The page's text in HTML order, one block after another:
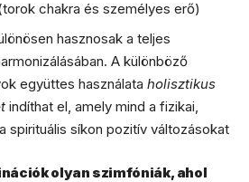
chakra és személyes erő)
hasznosak a teljes
A különböző
együttes használata holisztikus
indíthat el, amely mind a fizikai,
spirituális síkon pozitív változásokat
olyan szimfóniák, ahol